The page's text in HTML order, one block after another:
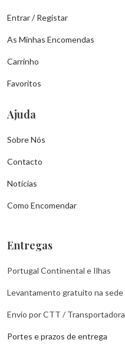
Entrar / Registar
As Minhas Encomendas
Carrinho
Favoritos
Ajuda
Sobre Nós
Contacto
Notícias
Como Encomendar
Entregas
Portugal Continental e Ilhas
Levantamento gratuito na sede
Envio por CTT / Transportadora
Portes e prazos de entrega